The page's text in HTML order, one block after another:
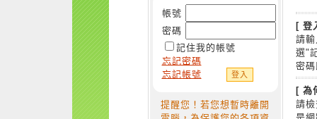
帳號
密碼
記住我的帳號
忘記密碼
忘記帳號
提醒您！若您想暫時離開
[ 登
請
選"
密
[ 為
請
是